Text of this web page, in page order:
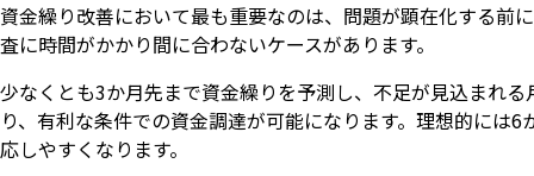
資金繰り改善において最も重要なのは、問題が顕在化する前
査に時間がかかり間に合わないケースがあります。
少なくとも3か月先まで資金繰りを予測し、不足が見込まれ
り、有利な条件での資金調達が可能になります。理想的には
応しやすくなります。